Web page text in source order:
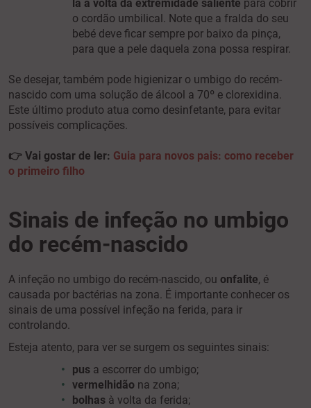
la à volta da extremidade saliente para cobrir
o cordão umbilical. Note que a fralda do seu
bebé deve ficar sempre por baixo da pinça,
para que a pele daquela zona possa respirar.
Se desejar, também pode higienizar o umbigo do recém-
nascido com uma solução de álcool a 70º e clorexidina.
Este último produto atua como desinfetante, para evitar
possíveis complicações.
👉 Vai gostar de ler: Guia para novos pais: como receber
o primeiro filho
Sinais de infeção no umbigo
do recém-nascido
A infeção no umbigo do recém-nascido, ou onfalite, é
causada por bactérias na zona. É importante conhecer os
sinais de uma possível infeção na ferida, para ir
controlando.
Esteja atento, para ver se surgem os seguintes sinais:
pus a escorrer do umbigo;
vermelhidão na zona;
bolhas à volta da ferida;